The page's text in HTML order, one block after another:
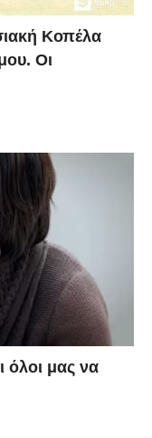
Κοπέλα
Οι
όλοι μας να